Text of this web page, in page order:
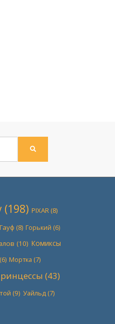
ПОИСК
(198) PIXAR(8)
Гауф (8) Горький (6)
(10) Комиксы
(6) Мортка (7)
(43)
(9) Уайльд (7)